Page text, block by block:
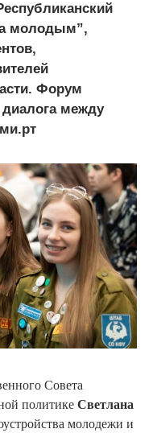
молодым”,
Форум
между
Совета
политике Светлана
молодежи и